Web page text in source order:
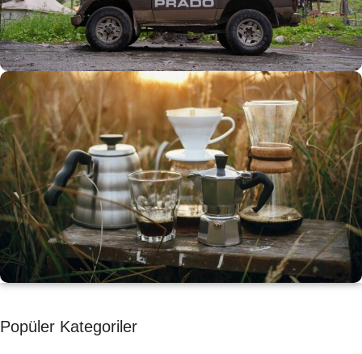
ARAÇ AKSESUARLARI
SATIŞ VE MONTAJ
Keşfet
KAHVE KEYFİ
Kahvemizi Denediniz mi ?
Popüler Kategoriler